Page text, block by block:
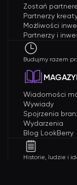
Zostań
Partnerzy
Możliwości
Partnerzy i
Budujmy razem
Wiadomości
Wywiady
Spojrzenia
Wydarzenia
Blog LookBerry
Historie, ludzie i